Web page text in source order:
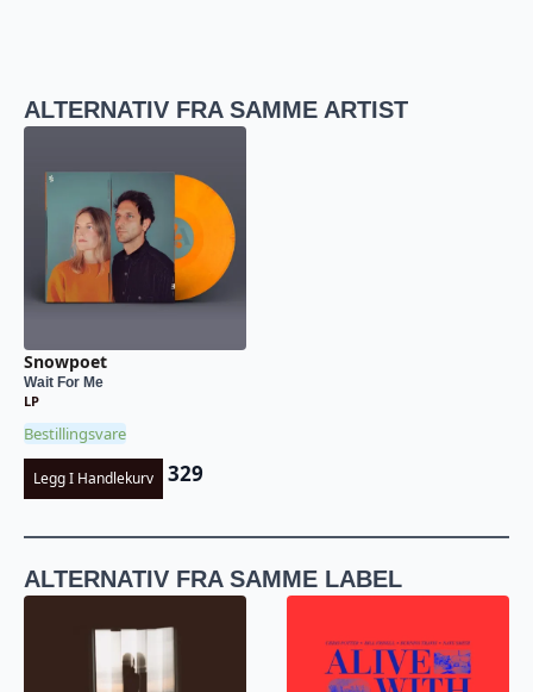
ALTERNATIV FRA SAMME ARTIST
Snowpoet
Wait For Me
LP
Bestillingsvare
Legg I Handlekurv 329
ALTERNATIV FRA SAMME LABEL